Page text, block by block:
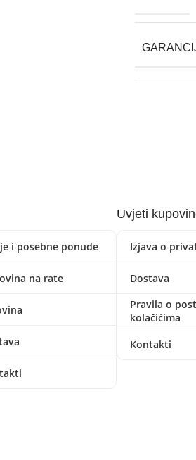
i posebne ponude
na rate
Uvjeti
Izjava o
Dostava
Pravila o
kolačićima
Kontakti